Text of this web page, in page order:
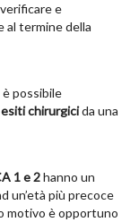
e
al termine della
è possibile
esiti chirurgicida una
1 e 2hanno un
un’età più precoce
motivo è opportuno